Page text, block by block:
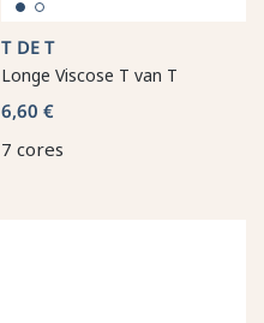
T DE T
Longe Viscose T van T
6,60 €
7 cores